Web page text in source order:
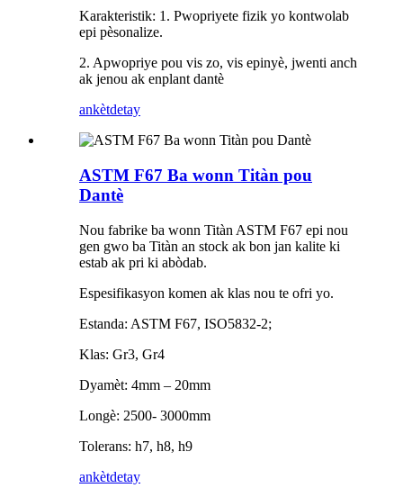
Karakteristik: 1. Pwopriyete fizik yo kontwolab
epi pèsonalize.
2. Apwopriye pou vis zo, vis epinyè, jwenti anch
ak jenou ak enplant dantè
ankètdetay
ASTM F67 Ba wonn Titàn pou
Dantè
Nou fabrike ba wonn Titàn ASTM F67 epi nou
gen gwo ba Titàn an stock ak bon jan kalite ki
estab ak pri ki abòdab.
Espesifikasyon komen ak klas nou te ofri yo.
Estanda: ASTM F67, ISO5832-2;
Klas: Gr3, Gr4
Dyamèt: 4mm – 20mm
Longè: 2500- 3000mm
Tolerans: h7, h8, h9
ankètdetay